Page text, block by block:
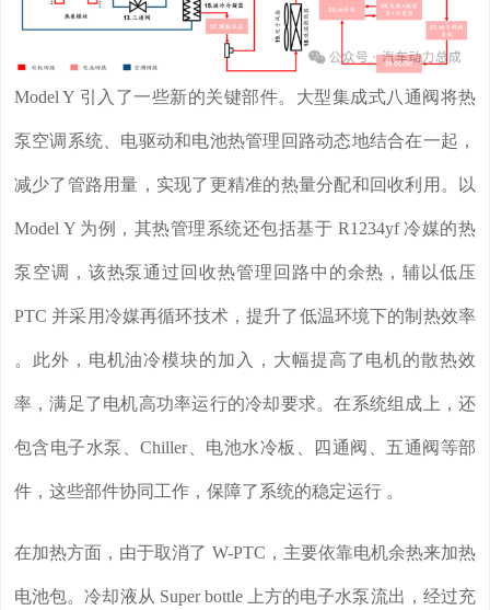
Model Y 引入了一些新的关键部件。大型集成式八通阀将热
泵空调系统、电驱动和电池热管理回路动态地结合在一起，
减少了管路用量，实现了更精准的热量分配和回收利用。以
Model Y 为例，其热管理系统还包括基于 R1234yf 冷媒的热
泵空调，该热泵通过回收热管理回路中的余热，辅以低压
PTC 并采用冷媒再循环技术，提升了低温环境下的制热效率
。此外，电机油冷模块的加入，大幅提高了电机的散热效
率，满足了电机高功率运行的冷却要求。在系统组成上，还
包含电子水泵、Chiller、电池水冷板、四通阀、五通阀等部
件，这些部件协同工作，保障了系统的稳定运行 。
在加热方面，由于取消了 W-PTC，主要依靠电机余热来加热
电池包。冷却液从 Super bottle 上方的电子水泵流出，经过充